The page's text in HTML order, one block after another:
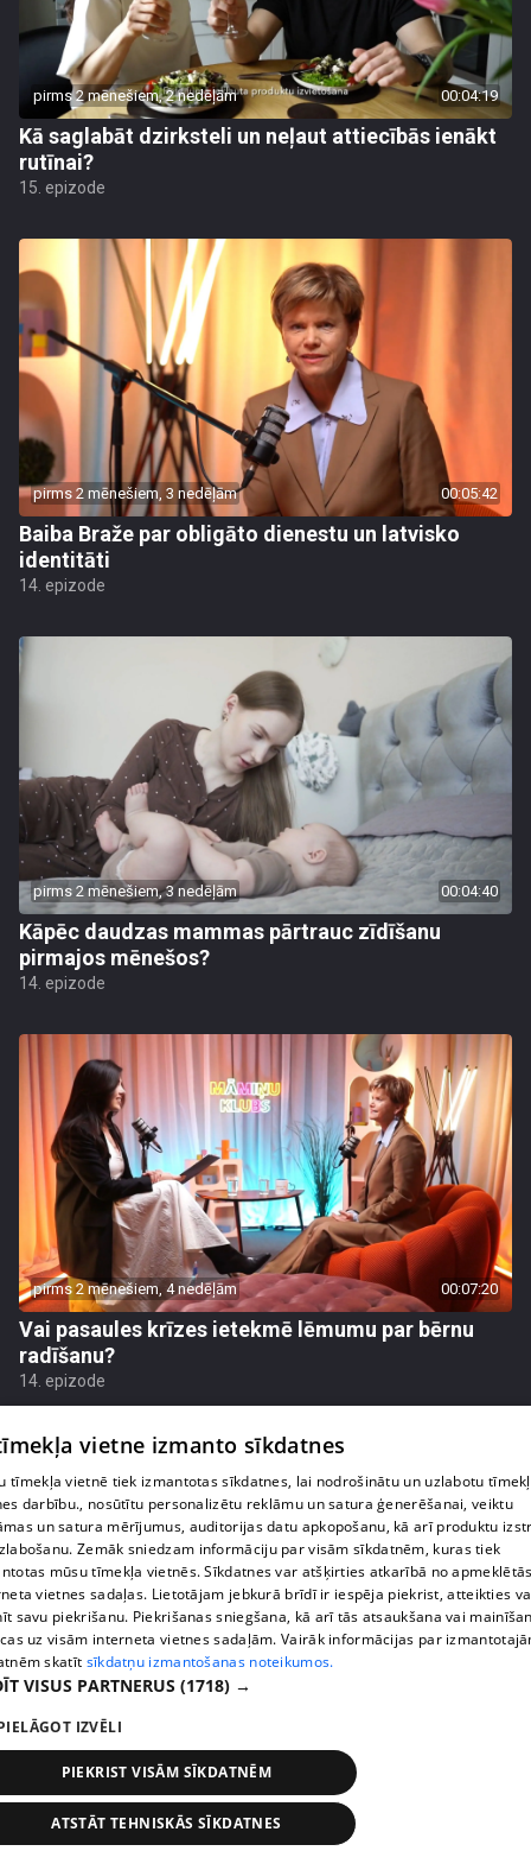
pirms 2 mēnešiem, 2 nedēļām 00:04:19
Kā saglabāt dzirksteli un neļaut attiecībās ienākt
rutīnai?
15. epizode
pirms 2 mēnešiem, 3 nedēļām 00:05:42
Baiba Braže par obligāto dienestu un latvisko
identitāti
14. epizode
pirms 2 mēnešiem, 3 nedēļām 00:04:40
Kāpēc daudzas mammas pārtrauc zīdīšanu
pirmajos mēnešos?
14. epizode
pirms 2 mēnešiem, 4 nedēļām 00:07:20
Vai pasaules krīzes ietekmē lēmumu par bērnu
radīšanu?
14. epizode
pirms 3 mēnešiem
Grila sezonā lieliski iespējams ievērot veselīga
uztura principus
13. epizode
vietne izmanto sīkdatnes
tīmekļa vietnē tiek izmantotas sīkdatnes, lai nodrošinātu un uzlabotu
darbību., nosūtītu personalizētu reklāmu un satura ģenerēšanai, veiktu
un satura mērījumus, auditorijas datu apkopošanu, kā arī produktu
Zemāk sniedzam informāciju par visām sīkdatnēm, kuras tiek
mūsu tīmekļa vietnēs. Sīkdatnes var atšķirties atkarībā no
vietnes sadaļas. Lietotājam jebkurā brīdī ir iespēja piekrist, atteikties
savu piekrišanu. Piekrišanas sniegšana, kā arī tās atsaukšana vai
uz visām interneta vietnes sadaļām. Vairāk informācijas par
skatīt sīkdatņu izmantošanas noteikumos.
VISUS PARTNERUS (1718) →
IZVĒLI
PIEKRIST VISĀM SĪKDATNĒM
ATSTĀT TEHNISKĀS SĪKDATNES